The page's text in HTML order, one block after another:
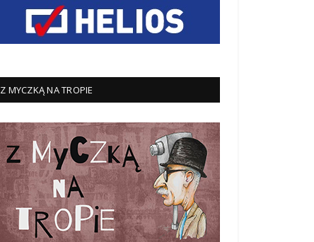
Z MYCZKĄ NA TROPIE